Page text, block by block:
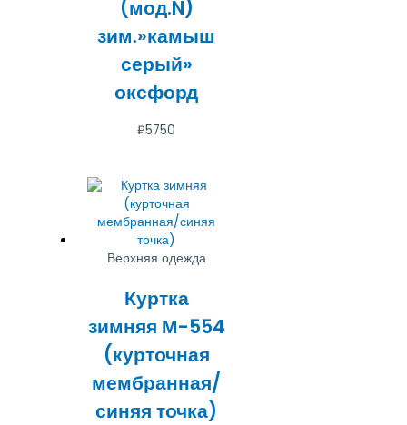
(мод.N)
зим.»камыш
серый»
оксфорд
₽5750
Верхняя одежда
Куртка
зимняя М-554
(курточная
мембранная/
синяя точка)